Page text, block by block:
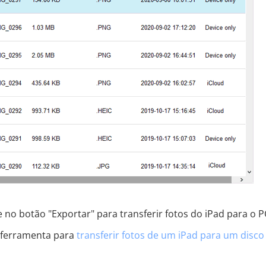
no botão "Exportar" para transferir fotos do iPad para o
para transferir fotos de um iPad para um disco